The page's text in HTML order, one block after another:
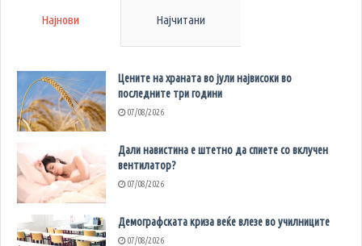
Најнови Најчитани
Цените на храната во јули највисоки во
последните три години
07/08/2026
Дали навистина е штетно да спиете со вклучен
вентилатор?
07/08/2026
Демографската криза веќе влезе во училниците
07/08/2026